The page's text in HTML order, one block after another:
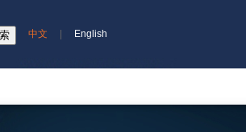
中文 English